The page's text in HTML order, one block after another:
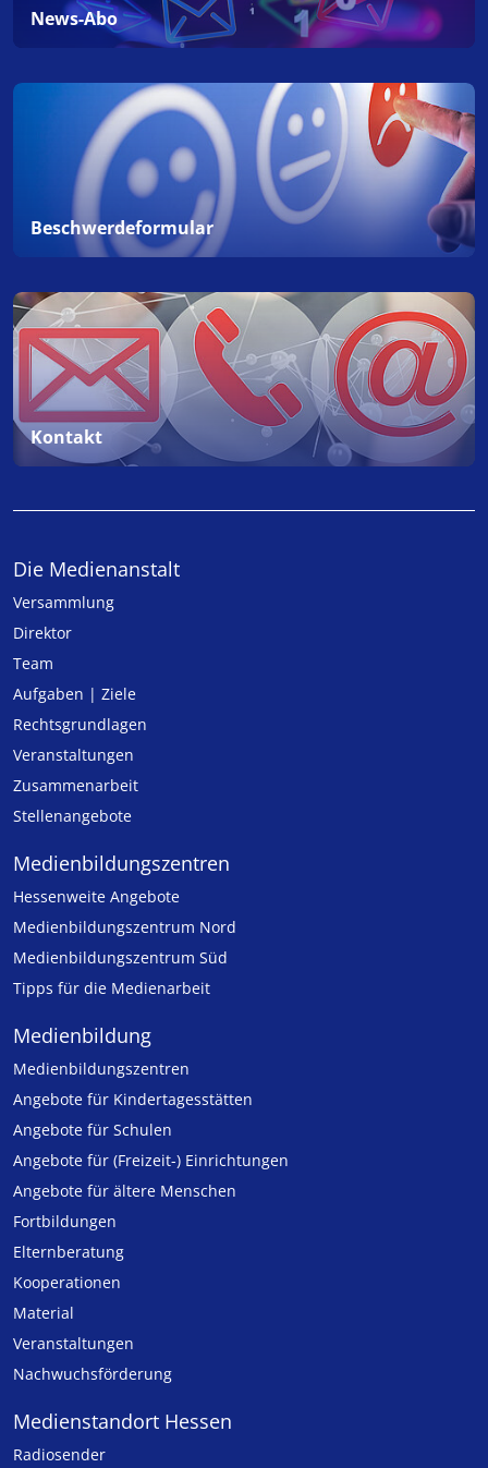
News-Abo
Beschwerdeformular
Kontakt
Die Medienanstalt
Versammlung
Direktor
Team
Aufgaben | Ziele
Rechtsgrundlagen
Veranstaltungen
Zusammenarbeit
Stellenangebote
Medien­bildungs­zentren
Hessenweite Angebote
Medienbildungszentrum Nord
Medienbildungszentrum Süd
Tipps für die Medienarbeit
Medienbildung
Medien­bildungs­zentren
Angebote für Kinder­tages­stätten
Angebote für Schulen
Angebote für (Freizeit-) Ein­rich­tungen
Angebote für ältere Menschen
Fortbildungen
Elternberatung
Kooperationen
Material
Veranstaltungen
Nachwuchsförderung
Medienstandort Hessen
Radiosender